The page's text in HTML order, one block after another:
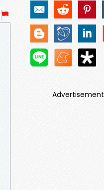
Advertisement